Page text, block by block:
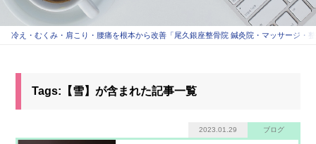
冷え・むくみ・肩こり・腰痛を根本から改善「尾久銀座整骨院 鍼灸院・マッサージ・
Tags:【雪】が含まれた記事一覧
2023.01.29 ブログ